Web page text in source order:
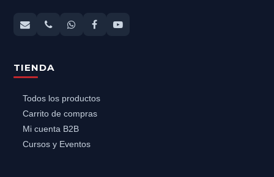
TIENDA
Todos los productos
Carrito de compras
Mi cuenta B2B
Cursos y Eventos